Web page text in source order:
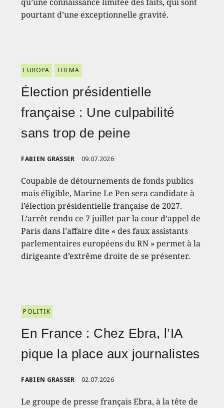
qu’une connaissance limitée des faits, qui sont
pourtant d’une exceptionnelle gravité.
EUROPA THEMA
Élection présidentielle
française : Une culpabilité
sans trop de peine
FABIEN GRASSER 09.07.2026
Coupable de détournements de fonds publics
mais éligible, Marine Le Pen sera candidate à
l’élection présidentielle française de 2027.
L’arrêt rendu ce 7 juillet par la cour d’appel de
Paris dans l’affaire dite « des faux assistants
parlementaires européens du RN » permet à la
dirigeante d’extrême droite de se présenter.
POLITIK
En France : Chez Ebra, l’IA
pique la place aux journalistes
FABIEN GRASSER 02.07.2026
Le groupe de presse français Ebra, à la tête de